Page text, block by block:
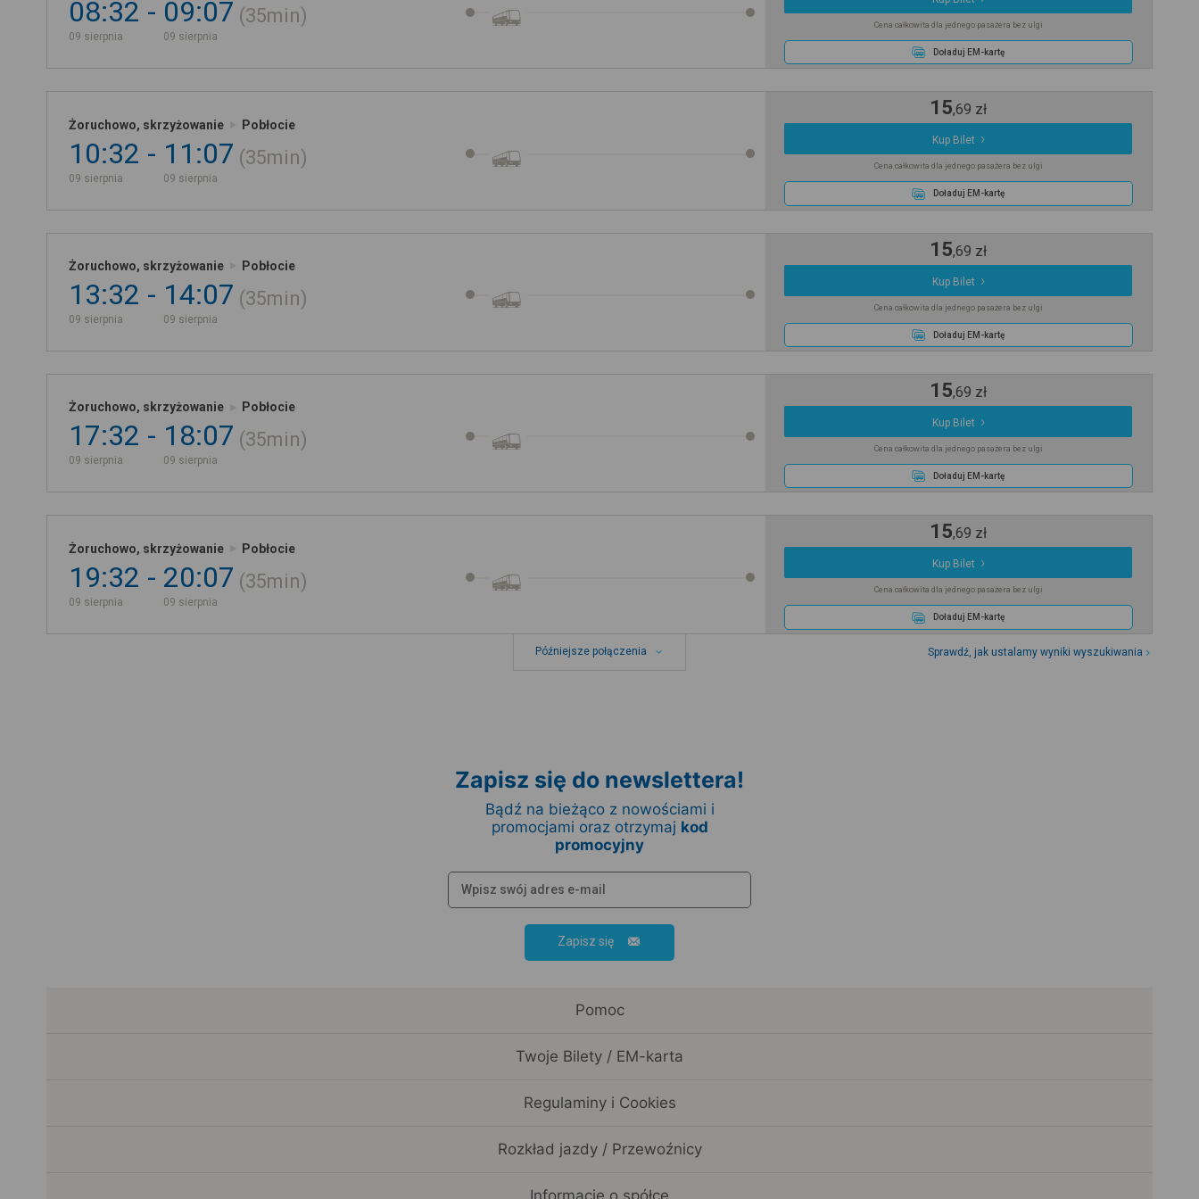
08:32
09 sierpnia
09:07
09 sierpnia
35min Cena całkowita dla jednego pasażera bez ulgi
Doładuj EM-kartę
Żoruchowo, skrzyżowanie Pobłocie
10:32
09 sierpnia
11:07
09 sierpnia
35min
15,69 zł
Kup Bilet
Cena całkowita dla jednego pasażera bez ulgi
Doładuj EM-kartę
Żoruchowo, skrzyżowanie Pobłocie
13:32
09 sierpnia
14:07
09 sierpnia
35min
15,69 zł
Kup Bilet
Cena całkowita dla jednego pasażera bez ulgi
Doładuj EM-kartę
Żoruchowo, skrzyżowanie Pobłocie
17:32
09 sierpnia
18:07
09 sierpnia
35min
15,69 zł
Kup Bilet
Cena całkowita dla jednego pasażera bez ulgi
Doładuj EM-kartę
Żoruchowo, skrzyżowanie Pobłocie
19:32
09 sierpnia
20:07
09 sierpnia
35min
15,69 zł
Kup Bilet
Cena całkowita dla jednego pasażera bez ulgi
Doładuj EM-kartę
Późniejsze połączenia Sprawdź, jak ustalamy wyniki wyszukiwania
Zapisz się do newslettera!
Bądź na bieżąco z nowościami i
promocjami oraz otrzymaj kod
promocyjny
Zapisz się
Pomoc
Twoje Bilety / EM-karta
Regulaminy i Cookies
Rozkład jazdy / Przewoźnicy
Informacje o spółce